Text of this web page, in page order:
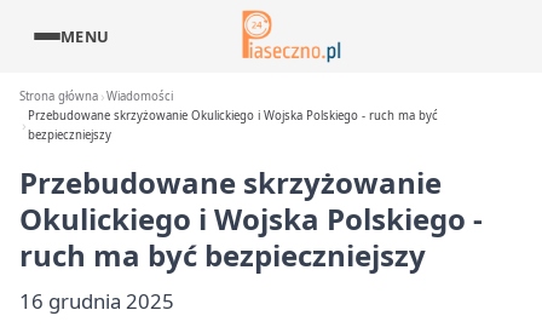
MENU
Strona główna Wiadomości
Przebudowane skrzyżowanie Okulickiego i Wojska Polskiego - ruch ma być
bezpieczniejszy
Przebudowane skrzyżowanie
Okulickiego i Wojska Polskiego -
ruch ma być bezpieczniejszy
16 grudnia 2025